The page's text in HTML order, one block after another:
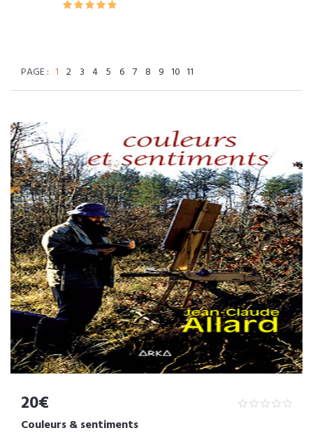
PAGE : 1 2 3 4 5 6 7 8 9 10 11
20€
Couleurs & sentiments